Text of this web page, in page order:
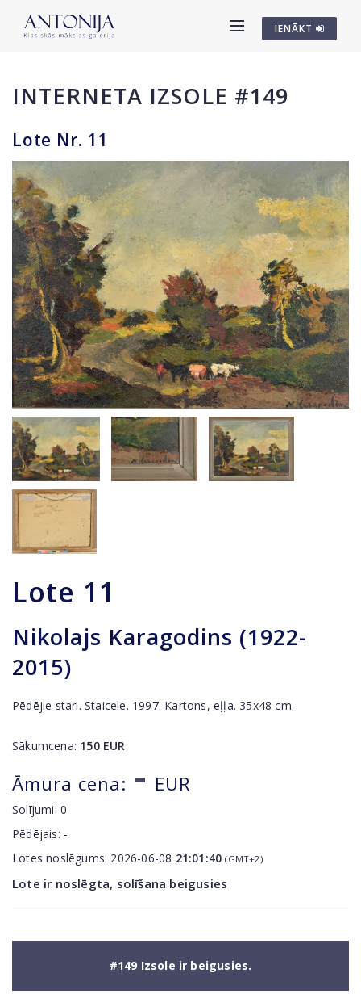
IENĀKT
INTERNETA IZSOLE #149
Lote Nr. 11
Lote 11
Nikolajs Karagodins (1922-
2015)
Pēdējie stari. Staicele. 1997. Kartons, eļļa. 35x48 cm
Sākumcena: 150EUR
Āmura cena: - EUR
Solījumi:0
Pēdējais: -
Lotes noslēgums: 2026-06-08 21:01:40 (GMT+2)
Lote ir noslēgta, solīšana beigusies
#149 Izsole ir beigusies.